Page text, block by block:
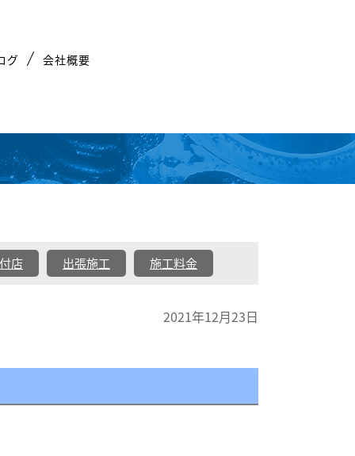
グ 会社概要
店 出張施工 施工料金
2021年12月23日